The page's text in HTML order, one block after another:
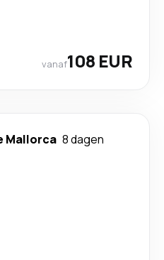
vanaf108 EUR
Mallorca 8 dagen